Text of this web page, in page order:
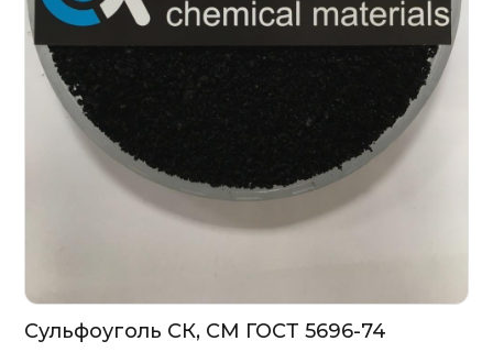
Сульфоуголь СК, СМ ГОСТ 5696-74